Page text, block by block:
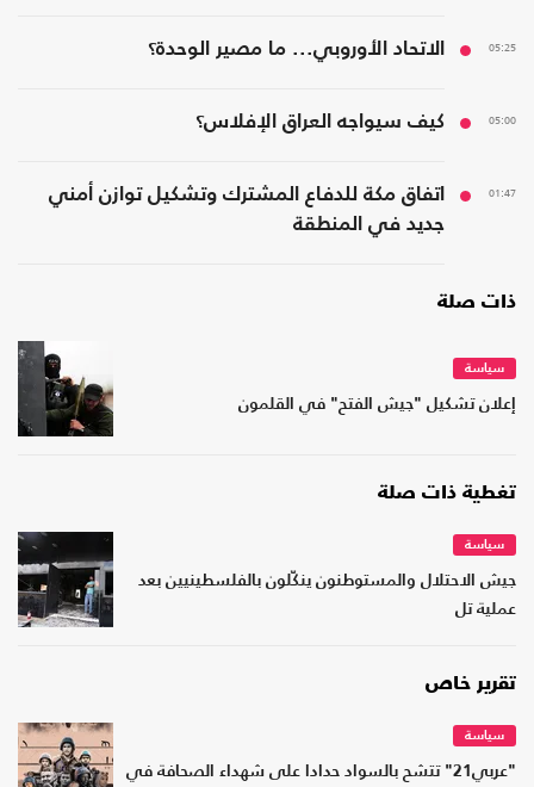
05:25 الاتحاد الأوروبي... ما مصير الوحدة؟
05:00 كيف سيواجه العراق الإفلاس؟
01:47
اتفاق مكة للدفاع المشترك وتشكيل توازن أمني
جديد في المنطقة
ذات صلة
سياسة
إعلان تشكيل "جيش الفتح" في القلمون
تغطية ذات صلة
سياسة
جيش الاحتلال والمستوطنون ينكّلون بالفلسطينيين بعد
عملية تل
تقرير خاص
سياسة
"عربي21" تتشح بالسواد حدادا على شهداء الصحافة في